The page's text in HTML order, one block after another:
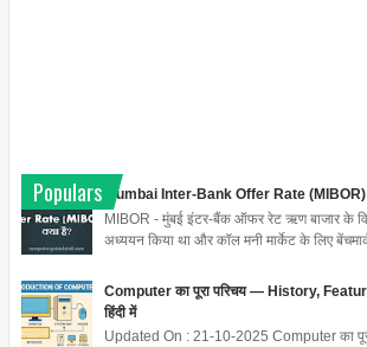
Populars
Mumbai Inter-Bank Offer Rate (MIBOR)
MIBOR - मुंबई इंटर-बैंक ऑफर रेट ऋण बाजार के
अध्ययन किया था और कॉल मनी मार्केट के लिए
Computer का पूरा परिचय — History,
हिंदी में
Updated On : 21-10-2025 Computer का